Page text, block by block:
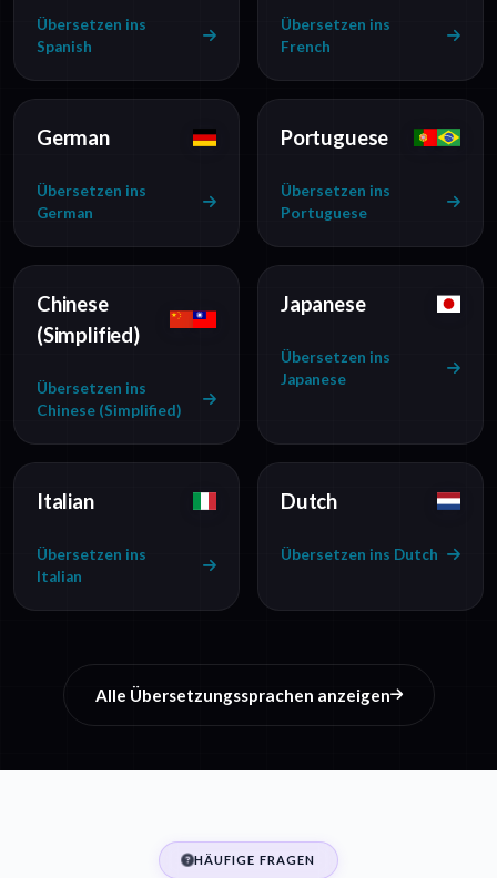
Übersetzen ins
Spanish
Übersetzen ins
French
German
Übersetzen ins
German
Portuguese
Übersetzen ins
Portuguese
Chinese
(Simplified)
Übersetzen ins
Chinese (Simplified)
Japanese
Übersetzen ins
Japanese
Italian
Übersetzen ins
Italian
Dutch
Übersetzen ins Dutch
Alle Übersetzungssprachen anzeigen
HÄUFIGE FRAGEN